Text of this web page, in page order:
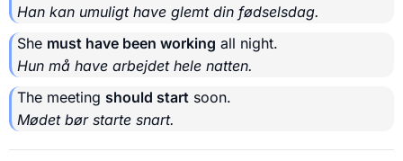
Han kan umuligt have glemt din fødselsdag.
She must have been working all night.
Hun må have arbejdet hele natten.
The meeting should start soon.
Mødet bør starte snart.